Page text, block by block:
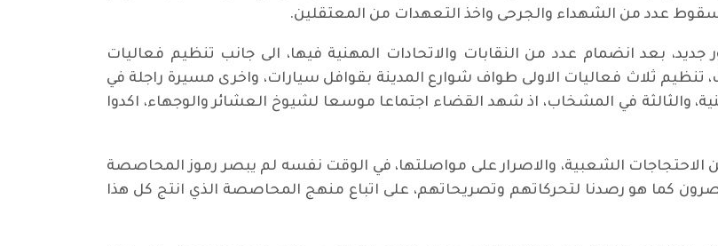
عدد من الشهداء والجرحى واخذ التعهدات من المعتقلين.
بعد انضمام عدد من النقابات والاتحادات المهنية فيها، الى جانب تنظيم فعاليات
ثلاث فعاليات الاولى طواف شوارع المدينة بقوافل سيارات، واخرى مسيرة راجلة في
والثالثة في المشخاب، اذ شهد القضاء اجتماعا موسعا لشيوخ العشائر والوجهاء، اكدوا
الشعبية، والاصرار على مواصلتها، في الوقت نفسه لم يبصر رموز المحاصصة
كما هو رصدنا لتحركاتهم وتصريحاتهم، على اتباع منهج المحاصصة الذي انتج كل هذا